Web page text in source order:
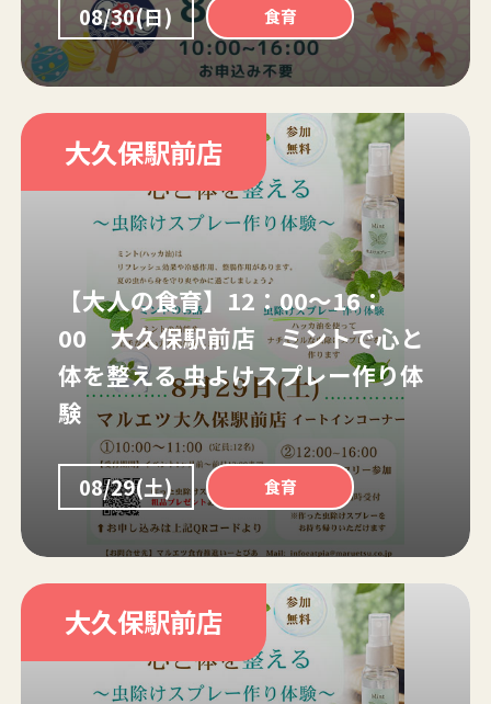
08/30(日) 食育
【大人の食育】12：00～16：
00 大久保駅前店 ミントで心と
体を整える 虫よけスプレー作り体
験
08/29(土) 食育
大久保駅前店
大久保駅前店